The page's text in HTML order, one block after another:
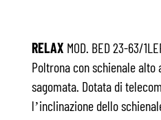
RELAX MOD. BED 23-63/
Poltrona con schienale
sagomata. Dotata di
l’inclinazione dello